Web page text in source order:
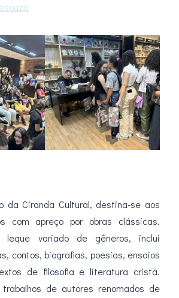
da Ciranda Cultural, destina-se aos
com apreço por obras clássicas.
leque variado de gêneros, inclui
contos, biografias, poesias, ensaios
de filosofia e literatura cristã.
de autores renomados de